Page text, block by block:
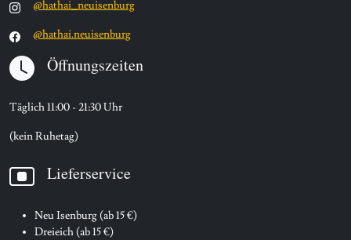
@hathai_neuisenburg
@hathai.neuisenburg
Öffnungszeiten
Täglich 11:00 - 21:30 Uhr
(kein Ruhetag)
Lieferservice
Neu Isenburg (ab 15 €)
Dreieich (ab 15 €)